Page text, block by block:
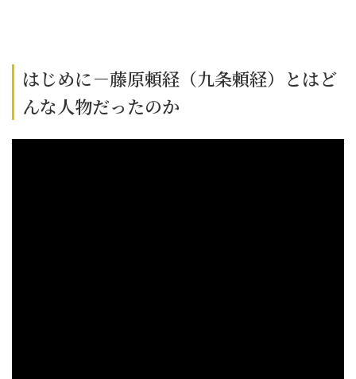
はじめに－藤原頼経（九条頼経）とはど
んな人物だったのか